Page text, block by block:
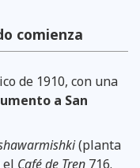
comienza
de 1910, con una
a San
(planta
el Café de Tren 716.